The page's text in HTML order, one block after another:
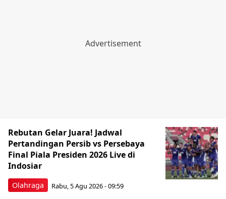
Olahraga
Rebutan Gelar Juara! Jadwal
Pertandingan Persib vs Persebaya
Final Piala Presiden 2026 Live di
Indosiar
Rabu, 5 Agu 2026 - 09:59